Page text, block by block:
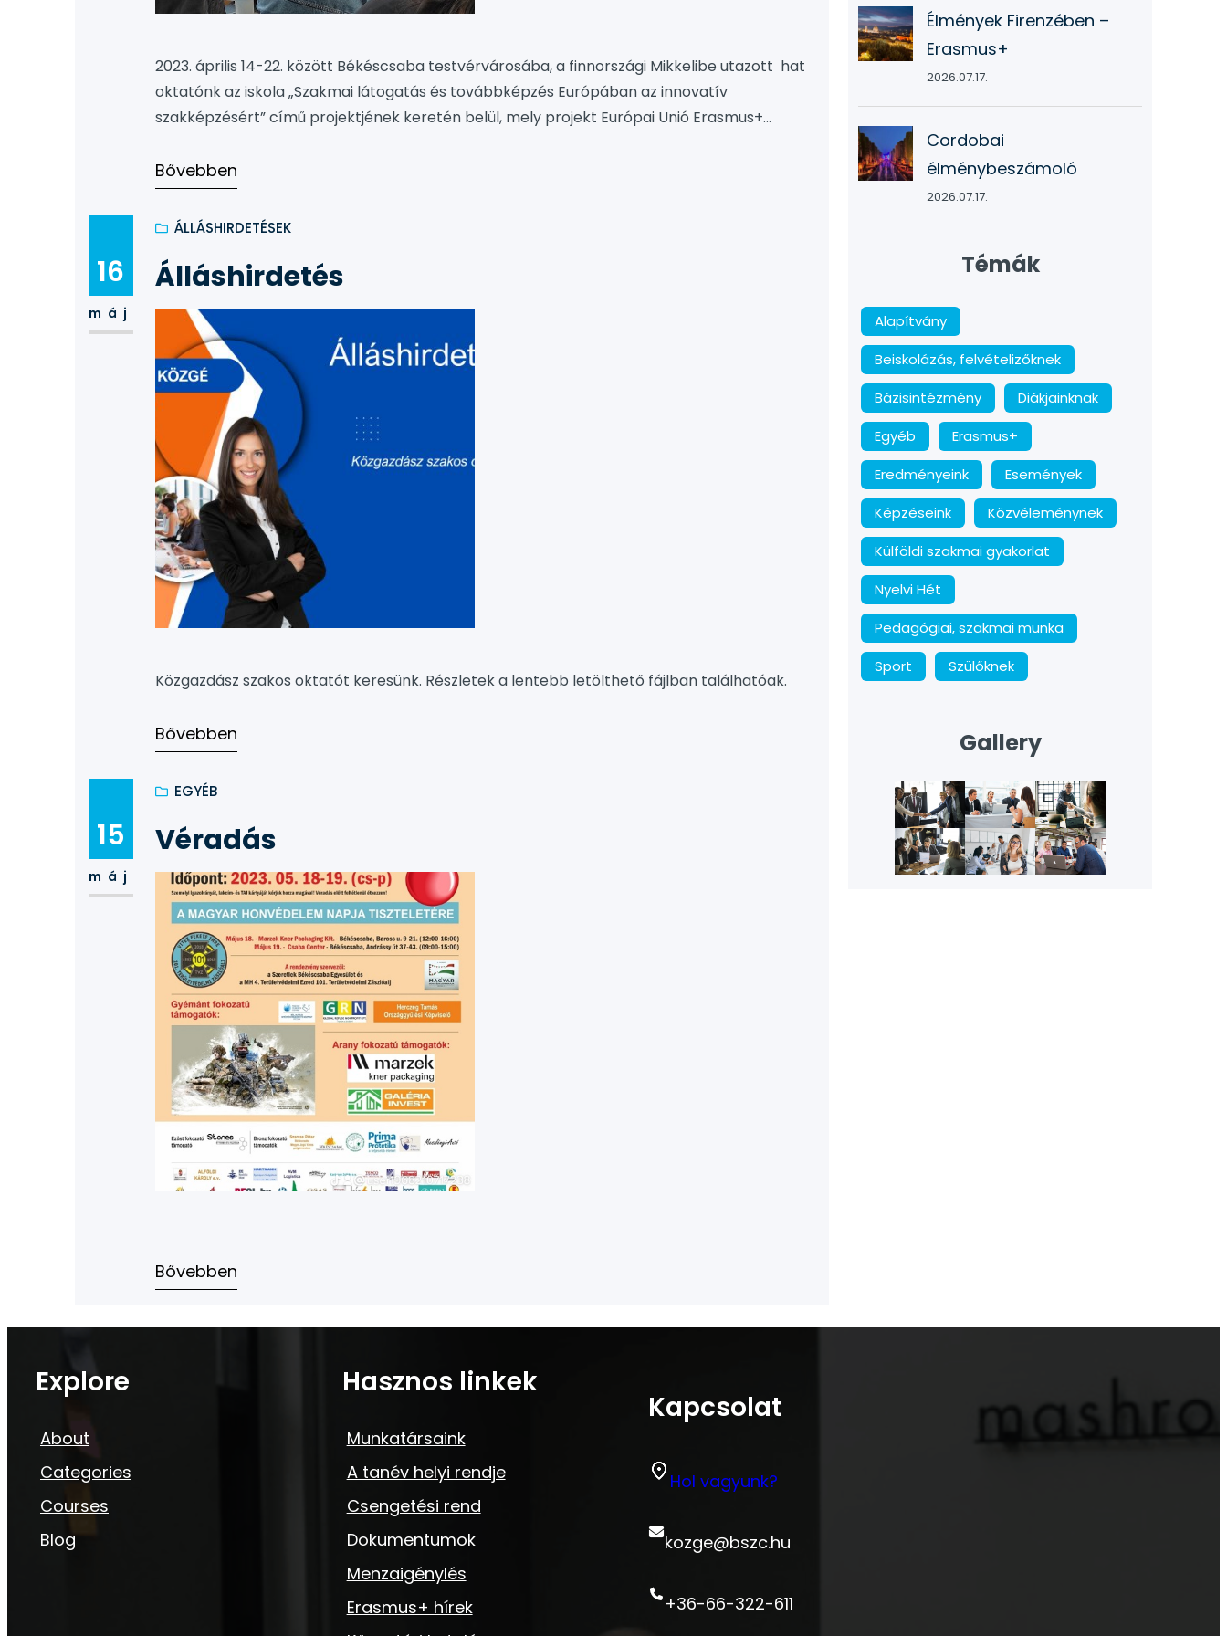
2023. április 14-22. között Békéscsaba testvérvárosába, a finnországi Mikkelibe utazott hat
oktatónk az iskola „Szakmai látogatás és továbbképzés Európában az innovatív
szakképzésért” című projektjének keretén belül, mely projekt Európai Unió Erasmus+
Etelä-Savon Koulutus Oy (Esedu) szakképző volt, mely iskola széles képzési palettáján
megtalálhatóak azok a területek…
Bővebben
16
máj
ÁLLÁSHIRDETÉSEK
Álláshirdetés
Közgazdász szakos oktatót keresünk. Részletek a lentebb letölthető fájlban találhatóak.
Bővebben
15
máj
EGYÉB
Véradás
Bővebben
Élmények Firenzében –
Erasmus+
2026.07.17.
Cordobai
élménybeszámoló
2026.07.17.
Témák
Alapítvány
Beiskolázás, felvételizőknek
Bázisintézmény
Diákjainknak
Egyéb
Erasmus+
Eredményeink
Események
Képzéseink
Közvéleménynek
Külföldi szakmai gyakorlat
Nyelvi Hét
Pedagógiai, szakmai munka
Sport
Szülőknek
Gallery
Explore
About
Categories
Courses
Blog
Hasznos linkek
Munkatársaink
A tanév helyi rendje
Csengetési rend
Dokumentumok
Menzaigénylés
Erasmus+ hírek
Kapcsolat
Hol vagyunk?
kozge@bszc.hu
+36-66-322-611